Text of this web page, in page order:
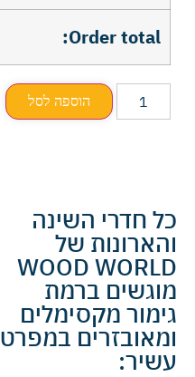
Order total:
הוספה לסל
כל חדרי השינה
והארונות של
WOOD WORLD
מוגשים ברמת
גימור מקסימלים
ומאובזרים במפרט
עשיר: